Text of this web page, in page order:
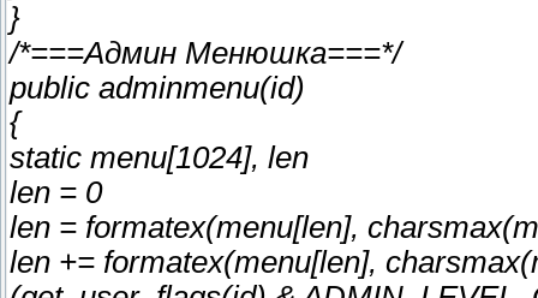
}
/*===Админ Менюшка===*/
public adminmenu(id)
{
static menu[1024], len
len = 0
len = formatex(menu[len],
len += formatex(menu[len],